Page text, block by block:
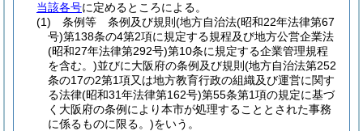
当該各号に定めるところによる。
(1)
条例等 条例及び規則 (地方自治法(昭和22年法律第67
号)第138条の4第2項に規定する規程及び地方公営企業法
(昭和27年法律第292号)第10条に規定する企業管理規程
を含む。)並びに大阪府の条例及び規則 (地方自治法第252
条の17の2第1項又は地方教育行政の組織及び運営に関す
る法律(昭和31年法律第162号)第55条第1項の規定に基づ
く大阪府の条例により本市が処理することとされた事務
に係るものに限る。)をいう。